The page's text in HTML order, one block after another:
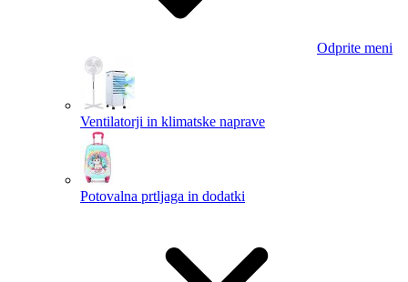
Odprite meni
Ventilatorji in klimatske naprave
Potovalna prtljaga in dodatki